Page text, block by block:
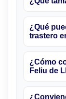
¿Qué
trastero
¿Cómo
Feliu de